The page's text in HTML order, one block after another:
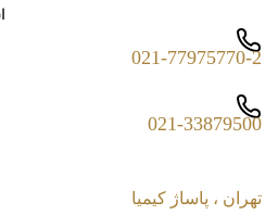
021-77975770-2
021-33879500
تهران ، پاساژ کیمیا